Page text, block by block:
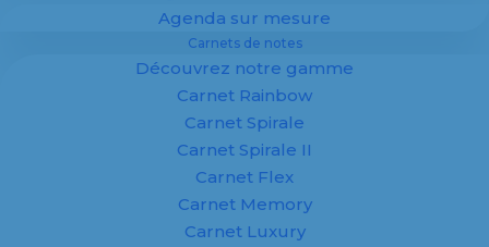
Agenda sur mesure
Carnets de notes
Découvrez notre gamme
Carnet Rainbow
Carnet Spirale
Carnet Spirale II
Carnet Flex
Carnet Memory
Carnet Luxury
L’impression par sublimation est une
technique numérique qui a pris le pas sur des
méthodes plus anciennes. Particulièrement
économique, elle s’avère aussi pratique. Ce
procédé offre une grande latitude et permet de
personnaliser les différents tirages effectués.